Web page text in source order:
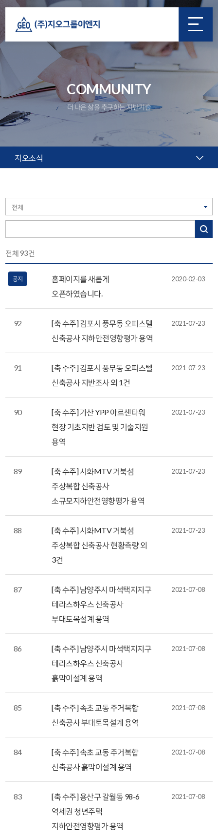
COMMUNITY
더 나은 삶을 추구하는 지반기술
지오소식
전체93건
공지
홈페이지를 새롭게
오픈하였습니다.
2020-02-03
92
[축 수주] 김포시 풍무동 오피스텔
신축공사 지하안전영향평가 용역
2021-07-23
91
[축 수주] 김포시 풍무동 오피스텔
신축공사 지반조사 외 1건
2021-07-23
90
[축 수주] 가산 YPP 아르센타워
현장 기초지반 검토 및 기술지원
용역
2021-07-23
89
[축 수주] 시화MTV 거북섬
주상복합 신축공사
소규모지하안전영향평가 용역
2021-07-23
88
[축 수주] 시화MTV 거북섬
주상복합 신축공사 현황측량 외
3건
2021-07-23
87
[축 수주] 남양주시 마석택지지구
테라스하우스 신축공사
부대토목설계 용역
2021-07-08
86
[축 수주] 남양주시 마석택지지구
테라스하우스 신축공사
흙막이설계 용역
2021-07-08
85
[축 수주] 속초 교동 주거복합
신축공사 부대토목설계 용역
2021-07-08
84
[축 수주] 속초 교동 주거복합
신축공사 흙막이설계 용역
2021-07-08
83
[축 수주] 용산구 갈월동 98-6
역세권 청년주택
지하안전영향평가 용역
2021-07-08